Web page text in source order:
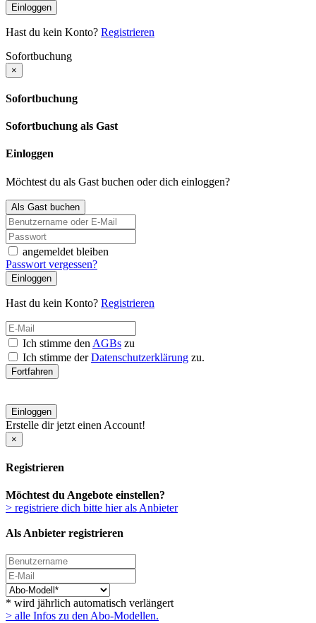
Einloggen
Hast du kein Konto? Registrieren
Sofortbuchung
×
Sofortbuchung
Sofortbuchung als Gast
Einloggen
Möchtest du als Gast buchen oder dich einloggen?
Als Gast buchen
angemeldet bleiben
Passwort vergessen?
Einloggen
Hast du kein Konto? Registrieren
Ich stimme den AGBs zu
Ich stimme derDatenschutzerklärung zu.
Fortfahren
Einloggen
Erstelle dir jetzt einen Account!
×
Registrieren
Möchtest du Angebote einstellen?
> registriere dich bitte hier als Anbieter
Als Anbieter registrieren
* wird jährlich automatisch verlängert
> alle Infos zu den Abo-Modellen.